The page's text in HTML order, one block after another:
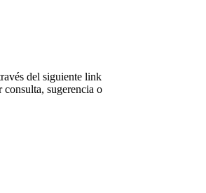
del siguiente link
consulta, sugerencia o